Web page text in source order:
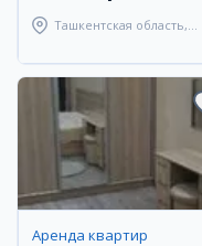
Ташкентская область,
Аренда квартир